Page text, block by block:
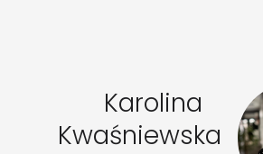
Karolina
Kwaśniewska